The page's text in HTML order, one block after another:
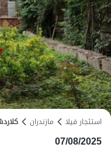
استئجار فيلا
مازندران
07/08/2025